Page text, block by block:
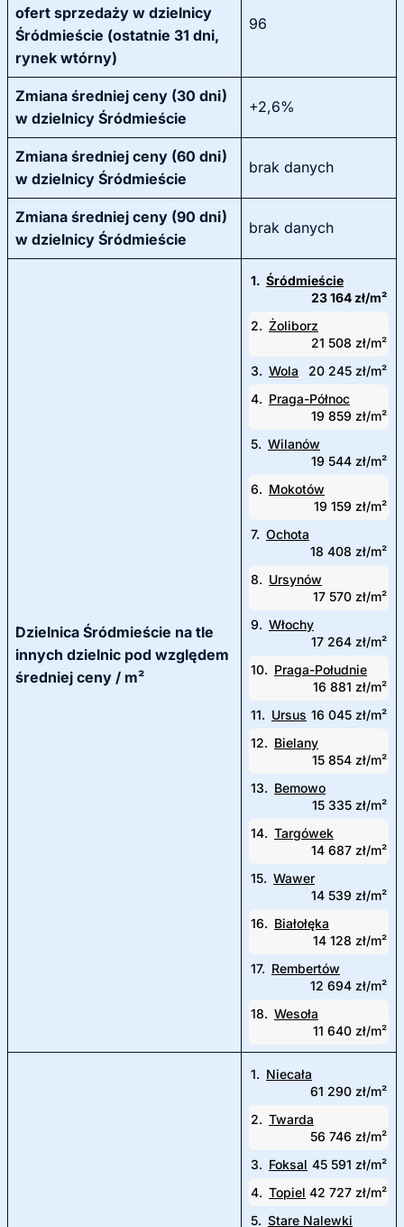
ofert sprzedaży w dzielnicy
Śródmieście (ostatnie 31 dni,
rynek wtórny)
96
Zmiana średniej ceny (30 dni)
w dzielnicy Śródmieście
+2,6%
Zmiana średniej ceny (60 dni)
w dzielnicy Śródmieście
brak danych
Zmiana średniej ceny (90 dni)
w dzielnicy Śródmieście
brak danych
Dzielnica Śródmieście na tle
innych dzielnic pod względem
średniej ceny / m²
1. Śródmieście
23 164 zł/m²
2. Żoliborz
21 508 zł/m²
3. Wola
20 245 zł/m²
4. Praga-Północ
19 859 zł/m²
5. Wilanów
19 544 zł/m²
6. Mokotów
19 159 zł/m²
7. Ochota
18 408 zł/m²
8. Ursynów
17 570 zł/m²
9. Włochy
17 264 zł/m²
10. Praga-Południe
16 881 zł/m²
11. Ursus 16 045 zł/m²
12. Bielany
15 854 zł/m²
13. Bemowo
15 335 zł/m²
14. Targówek
14 687 zł/m²
15. Wawer
14 539 zł/m²
16. Białołęka
14 128 zł/m²
17. Rembertów
12 694 zł/m²
18. Wesoła
11 640 zł/m²
1. Niecała
61 290 zł/m²
2. Twarda
56 746 zł/m²
3. Foksal 45 591 zł/m²
4. Topiel 42 727 zł/m²
5. Stare Nalewki